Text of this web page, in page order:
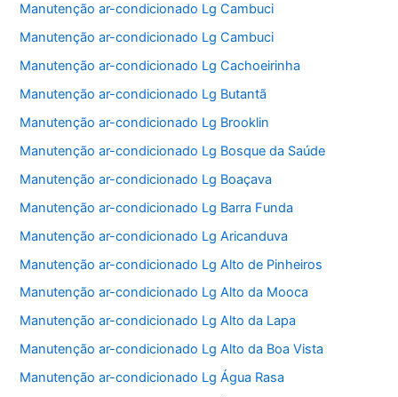
Manutenção ar-condicionado Lg Cambuci
Manutenção ar-condicionado Lg Cambuci
Manutenção ar-condicionado Lg Cachoeirinha
Manutenção ar-condicionado Lg Butantã
Manutenção ar-condicionado Lg Brooklin
Manutenção ar-condicionado Lg Bosque da Saúde
Manutenção ar-condicionado Lg Boaçava
Manutenção ar-condicionado Lg Barra Funda
Manutenção ar-condicionado Lg Aricanduva
Manutenção ar-condicionado Lg Alto de Pinheiros
Manutenção ar-condicionado Lg Alto da Mooca
Manutenção ar-condicionado Lg Alto da Lapa
Manutenção ar-condicionado Lg Alto da Boa Vista
Manutenção ar-condicionado Lg Água Rasa